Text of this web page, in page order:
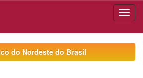
do Nordeste do Brasil